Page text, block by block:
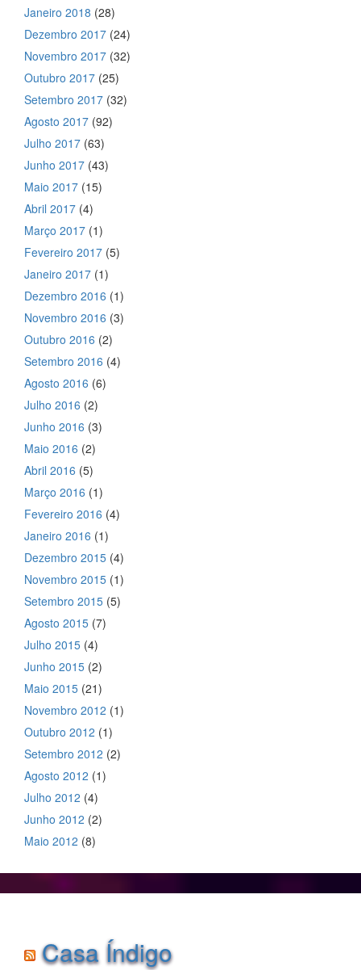
Janeiro 2018 (28)
Dezembro 2017 (24)
Novembro 2017 (32)
Outubro 2017 (25)
Setembro 2017 (32)
Agosto 2017 (92)
Julho 2017 (63)
Junho 2017 (43)
Maio 2017 (15)
Abril 2017 (4)
Março 2017 (1)
Fevereiro 2017 (5)
Janeiro 2017 (1)
Dezembro 2016 (1)
Novembro 2016 (3)
Outubro 2016 (2)
Setembro 2016 (4)
Agosto 2016 (6)
Julho 2016 (2)
Junho 2016 (3)
Maio 2016 (2)
Abril 2016 (5)
Março 2016 (1)
Fevereiro 2016 (4)
Janeiro 2016 (1)
Dezembro 2015 (4)
Novembro 2015 (1)
Setembro 2015 (5)
Agosto 2015 (7)
Julho 2015 (4)
Junho 2015 (2)
Maio 2015 (21)
Novembro 2012 (1)
Outubro 2012 (1)
Setembro 2012 (2)
Agosto 2012 (1)
Julho 2012 (4)
Junho 2012 (2)
Maio 2012 (8)
Casa Índigo